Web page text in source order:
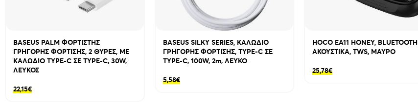
BASEUS PALM ΦΟΡΤΙΣΤΗΣ
ΓΡΗΓΟΡΗΣ ΦΟΡΤΙΣΗΣ, 2 ΘΥΡΕΣ, ΜΕ
ΚΑΛΩΔΙΟ TYPE-C ΣΕ TYPE-C, 30W,
ΛΕΥΚΟΣ
22,15€
BASEUS SILKY SERIES, ΚΑΛΩΔΙΟ
ΓΡΗΓΟΡΗΣ ΦΟΡΤΙΣΗΣ, TYPE-C ΣΕ
TYPE-C, 100W, 2m, ΛΕΥΚΟ
5,58€
HOCO EA11 HONEY, BLUETOOTH
ΑΚΟΥΣΤΙΚΑ, TWS, ΜΑΥΡΟ
25,78€